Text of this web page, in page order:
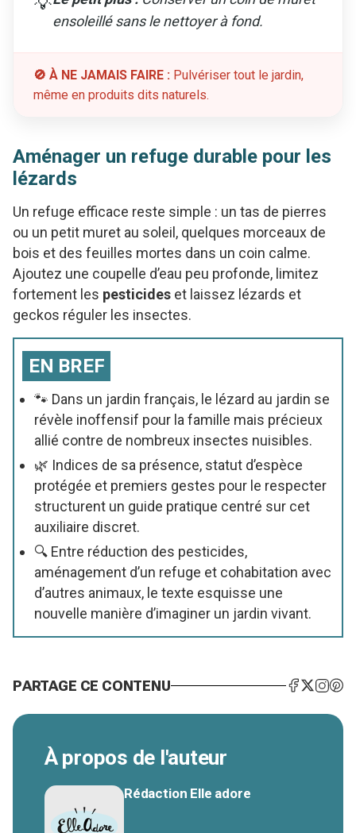
ensoleillé sans le nettoyer à fond.
🚫 À NE JAMAIS FAIRE : Pulvériser tout le jardin,
même en produits dits naturels.
Aménager un refuge durable pour les
lézards
Un refuge efficace reste simple : un tas de pierres
ou un petit muret au soleil, quelques morceaux de
bois et des feuilles mortes dans un coin calme.
Ajoutez une coupelle d’eau peu profonde, limitez
fortement les pesticides et laissez lézards et
geckos réguler les insectes.
EN BREF
🐾 Dans un jardin français, le lézard au jardin se
révèle inoffensif pour la famille mais précieux
allié contre de nombreux insectes nuisibles.
🌿 Indices de sa présence, statut d’espèce
protégée et premiers gestes pour le respecter
structurent un guide pratique centré sur cet
auxiliaire discret.
🔍 Entre réduction des pesticides,
aménagement d’un refuge et cohabitation avec
d’autres animaux, le texte esquisse une
nouvelle manière d’imaginer un jardin vivant.
PARTAGE CE CONTENU
À propos de l'auteur
Rédaction Elle adore